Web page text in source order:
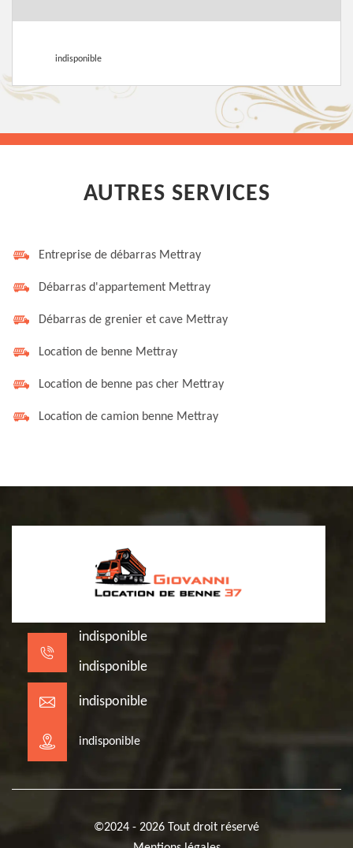
indisponible
AUTRES SERVICES
Entreprise de débarras Mettray
Débarras d'appartement Mettray
Débarras de grenier et cave Mettray
Location de benne Mettray
Location de benne pas cher Mettray
Location de camion benne Mettray
indisponible
indisponible
indisponible
indisponible
©2024 - 2026 Tout droit réservé